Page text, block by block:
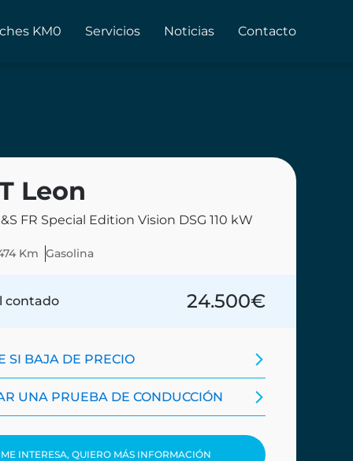
KM0 Servicios Noticias Contacto
Leon
FR Special Edition Vision DSG 110 kW
Km Gasolina
contado 24.500€
SI BAJA DE PRECIO
UNA PRUEBA DE CONDUCCIÓN
ME INTERESA, QUIERO MÁS INFORMACIÓN